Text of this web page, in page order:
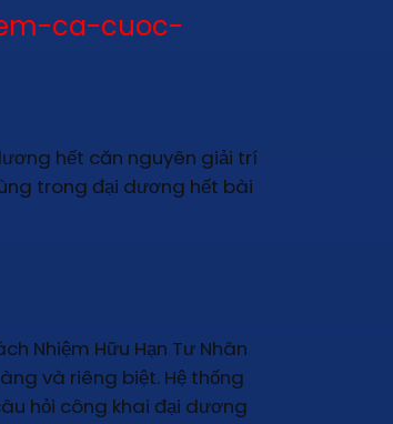
ca-cuoc-
hết căn nguyên giải trí
trong đại dương hết bài
Nhiệm Hữu Hạn Tư Nhân
và riêng biệt. Hệ thống
hỏi công khai đại dương